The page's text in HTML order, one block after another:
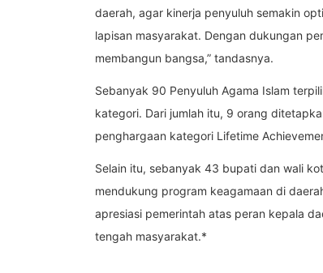
daerah, agar kinerja penyuluh semakin
lapisan masyarakat. Dengan dukungan
membangun bangsa,” tandasnya.
Sebanyak 90 Penyuluh Agama Islam
kategori. Dari jumlah itu, 9 orang
penghargaan kategori Lifetime
Selain itu, sebanyak 43 bupati dan wali
mendukung program keagamaan di
apresiasi pemerintah atas peran kepala
tengah masyarakat.*